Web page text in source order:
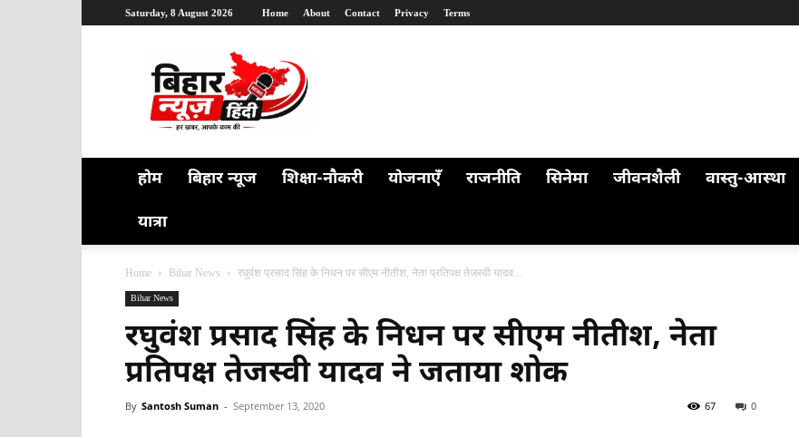
Saturday, 8 August 2026 Home About Contact Privacy Terms
Bihar
News
Hindi
होम बिहार न्यूज शिक्षा-नौकरी योजनाएँ राजनीति सिनेमा जीवनशैली वास्तु-आस्था
यात्रा
Home Bihar News रघुवंश प्रसाद सिंह के निधन पर सीएम नीतीश, नेता प्रतिपक्ष तेजस्वी यादव...
Bihar News
रघुवंश प्रसाद सिंह के निधन पर सीएम नीतीश, नेता
प्रतिपक्ष तेजस्वी यादव ने जताया शोक
By Santosh Suman - September 13, 2020 0
67